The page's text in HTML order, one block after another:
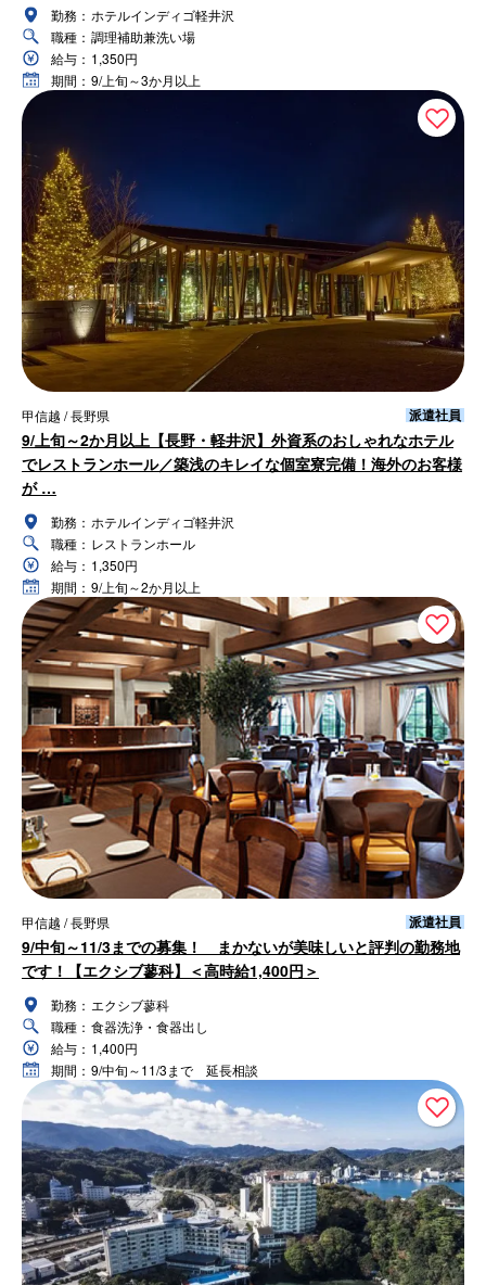
勤務： ホテルインディゴ軽井沢
職種： 調理補助兼洗い場
給与： 1,350円
期間： 9/上旬～3か月以上
甲信越 / 長野県 派遣社員
9/上旬～2か月以上【長野・軽井沢】外資系のおしゃれなホテル
でレストランホール／築浅のキレイな個室寮完備！海外のお客様
が …
勤務： ホテルインディゴ軽井沢
職種： レストランホール
給与： 1,350円
期間： 9/上旬～2か月以上
甲信越 / 長野県 派遣社員
9/中旬～11/3までの募集！ まかないが美味しいと評判の勤務地
です！【エクシブ蓼科】＜高時給1,400円＞
勤務： エクシブ蓼科
職種： 食器洗浄・食器出し
給与： 1,400円
期間： 9/中旬～11/3まで 延長相談